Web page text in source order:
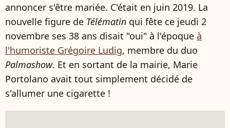
annoncer s'être mariée. C'était en juin 2019. La
nouvelle figure de Télématin qui fête ce jeudi 2
novembre ses 38 ans disait "oui" à l'époque à
l'humoriste Grégoire Ludig, membre du duo
Palmashow. Et en sortant de la mairie, Marie
Portolano avait tout simplement décidé de
s'allumer une cigarette !